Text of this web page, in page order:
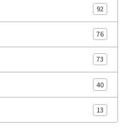
92
76
73
40
13